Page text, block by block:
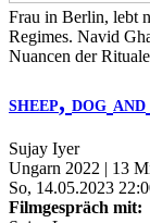
Frau in Berlin, lebt
Regimes. Navid
Nuancen der
SHEEP, DOG AND
Sujay Iyer
Ungarn 2022 | 13
So, 14.05.2023
Filmgespräch mit: